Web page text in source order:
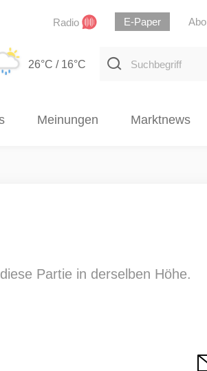
Radio E-Paper Abo
26°C / 16°C
Suchbegriff
Meinungen Marktnews
Partie in derselben Höhe.